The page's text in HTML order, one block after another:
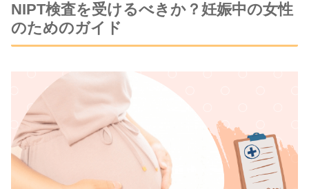
NIPT検査を受けるべきか？妊娠中の女性
のためのガイド